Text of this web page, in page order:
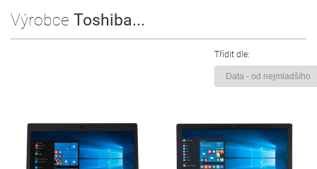
Výrobce Toshiba...
Třídit dle: